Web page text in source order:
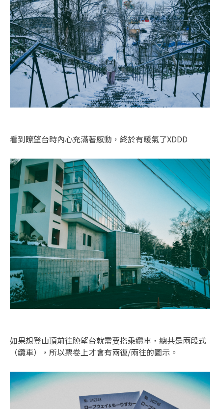
看到瞭望台時內心充滿著感動，終於有暖氣了XDDD
如果想登山頂前往瞭望台就需要搭乘纜車，總共是兩段式
（纜車），所以票卷上才會有兩復/兩往的圖示。